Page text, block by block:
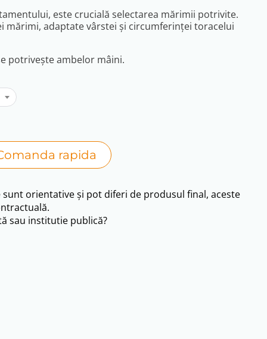
este crucială selectarea mărimii potrivite.
mărimi, adaptate vârstei și circumferinței toracelui
potrivește ambelor mâini.
rapida
sunt orientative și pot diferi de produsul final, aceste
sau institutie publică?